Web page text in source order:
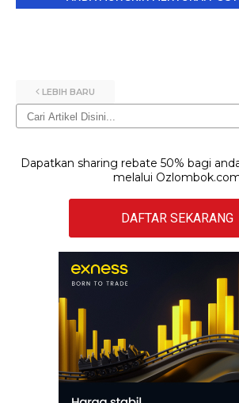
LEBIH BARU
Dapatkan sharing rebate 50% bagi
melalui
DAFTAR SEKARANG